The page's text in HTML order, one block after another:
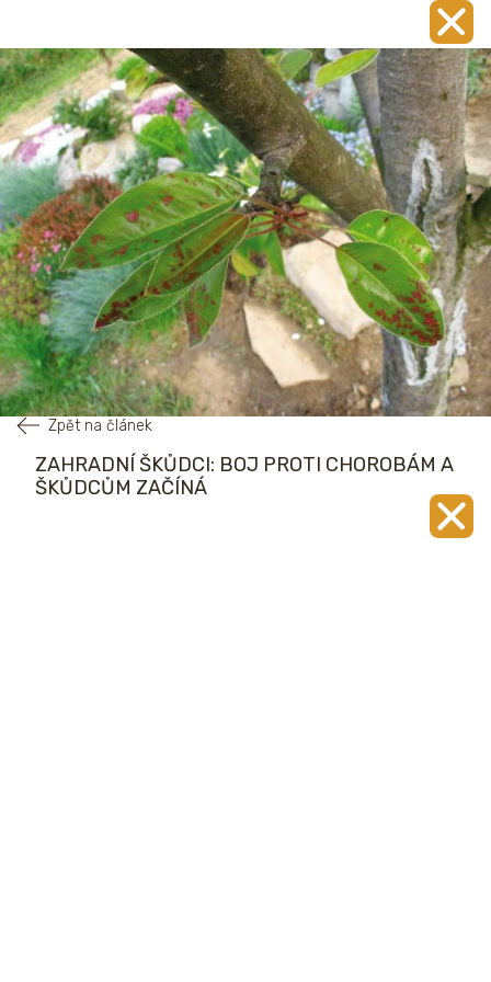
Zpět na článek
ZAHRADNÍ ŠKŮDCI: BOJ PROTI CHOROBÁM A
ŠKŮDCŮM ZAČÍNÁ